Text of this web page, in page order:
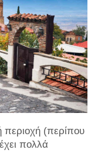
περιοχή (περίπου
πολλά